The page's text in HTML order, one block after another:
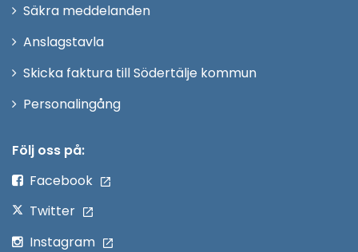
fönster
Säkra meddelanden
Anslagstavla
Skicka faktura till Södertälje kommun
PersonalingångÖppna
Följ oss på:
Facebook
Twitter
Instagram